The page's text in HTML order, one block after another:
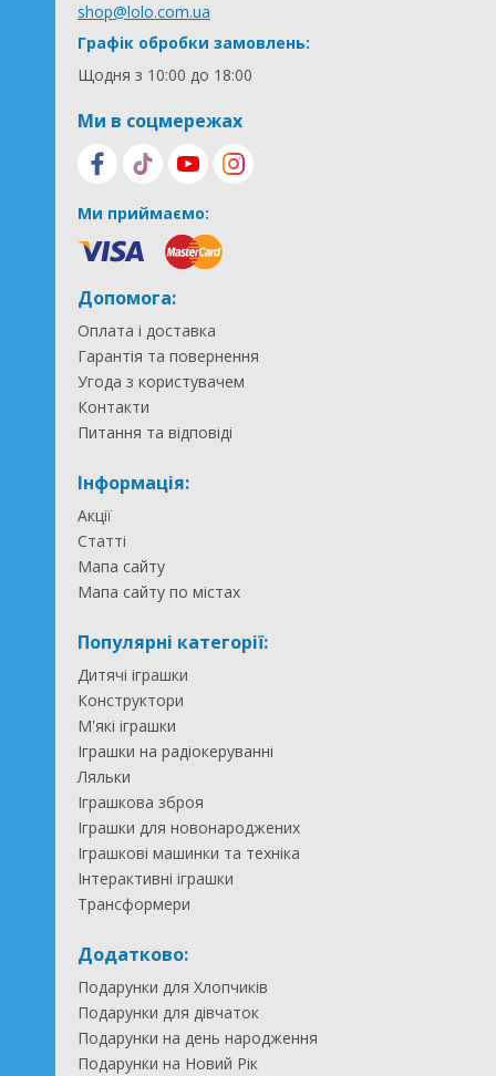
shop@lolo.com.ua
Графік обробки замовлень:
Щодня з 10:00 до 18:00
Ми в соцмережах
Ми приймаємо:
Допомога:
Оплата і доставка
Гарантія та повернення
Угода з користувачем
Контакти
Питання та відповіді
Інформація:
Акції
Статті
Мапа сайту
Мапа сайту по містах
Популярні категорії:
Дитячі іграшки
Конструктори
М'які іграшки
Іграшки на радіокеруванні
Ляльки
Іграшкова зброя
Іграшки для новонароджених
Іграшкові машинки та техніка
Інтерактивні іграшки
Трансформери
Додатково:
Подарунки для Хлопчиків
Подарунки для дівчаток
Подарунки на день народження
Подарунки на Новий Рік